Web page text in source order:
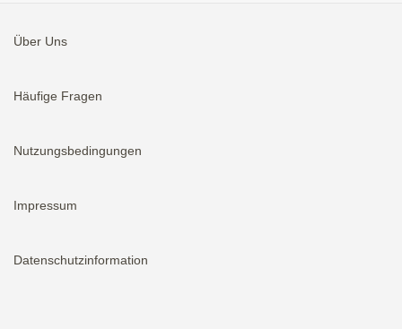
Über Uns
Häufige Fragen
Nutzungsbedingungen
Impressum
Datenschutzinformation